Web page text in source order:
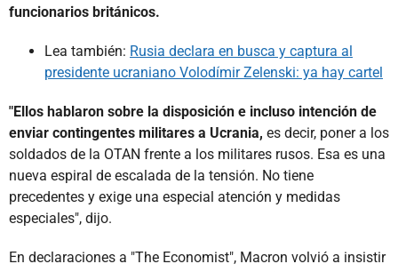
funcionarios británicos.
Lea también: Rusia declara en busca y captura al
presidente ucraniano Volodímir Zelenski: ya hay cartel
"Ellos hablaron sobre la disposición e incluso intención de
enviar contingentes militares a Ucrania, es decir, poner a los
soldados de la OTAN frente a los militares rusos. Esa es una
nueva espiral de escalada de la tensión. No tiene
precedentes y exige una especial atención y medidas
especiales", dijo.
En declaraciones a "The Economist", Macron volvió a insistir